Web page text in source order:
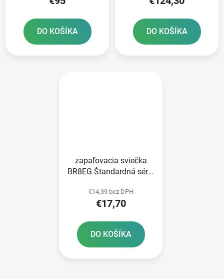
DO KOŠÍKA DO KOŠÍKA
zapaľovacia sviečka
BR8EG Štandardná séria
€14,39 bez DPH
€17,70
DO KOŠÍKA